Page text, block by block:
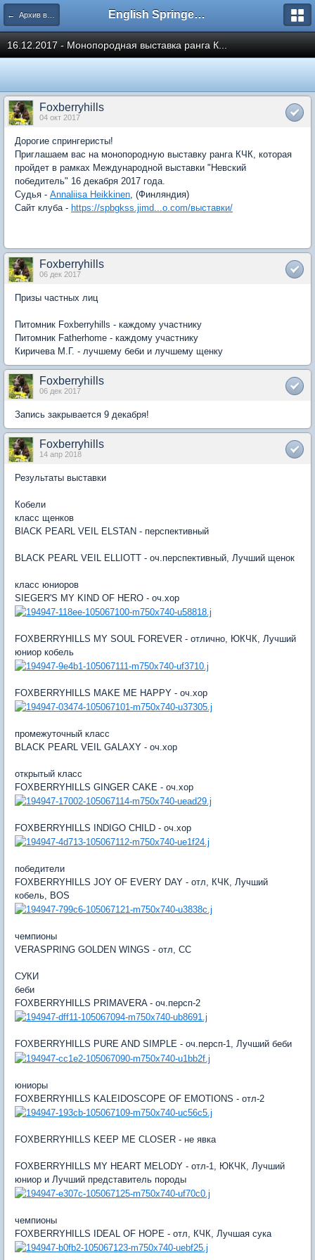
← Архив выставок English Springer Spaniel Club
16.12.2017 - Монопородная выставка ранга К...
Foxberryhills
04 окт 2017
Дорогие спрингеристы!
Приглашаем вас на монопородную выставку ранга КЧК, которая
пройдет в рамках Международной выставки "Невский
победитель" 16 декабря 2017 года.
Судья - Annaliisa Heikkinen, (Финляндия)
Сайт клуба - https://spbgkss.jimd...o.com/выставки/
Foxberryhills
06 дек 2017
Призы частных лиц
Питомник Foxberryhills - каждому участнику
Питомник Fatherhome - каждому участнику
Киричева М.Г. - лучшему беби и лучшему щенку
Foxberryhills
06 дек 2017
Запись закрывается 9 декабря!
Foxberryhills
14 апр 2018
Результаты выставки
Кобели
класс щенков
BlACK PEARL VEIL ELSTAN - перспективный
BLACK PEARL VEIL ELLIOTT - оч.перспективный, Лучший щенок
класс юниоров
SIEGER'S MY KIND OF HERO - оч.хор
FOXBERRYHILLS MY SOUL FOREVER - отлично, ЮКЧК, Лучший
юниор кобель
FOXBERRYHILLS MAKE ME HAPPY - оч.хор
промежуточный класс
BLACK PEARL VEIL GALAXY - оч.хор
открытый класс
FOXBERRYHILLS GINGER CAKE - оч.хор
FOXBERRYHILLS INDIGO CHILD - оч.хор
победители
FOXBERRYHILLS JOY OF EVERY DAY - отл, КЧК, Лучший
кобель, BOS
чемпионы
VERASPRING GOLDEN WINGS - отл, СС
СУКИ
беби
FOXBERRYHILLS PRIMAVERA - оч.персп-2
FOXBERRYHILLS PURE AND SIMPLE - оч.персп-1, Лучший беби
юниоры
FOXBERRYHILLS KALEIDOSCOPE OF EMOTIONS - отл-2
FOXBERRYHILLS KEEP ME CLOSER - не явка
FOXBERRYHILLS MY HEART MELODY - отл-1, ЮКЧК, Лучший
юниор и Лучший представитель породы
чемпионы
FOXBERRYHILLS IDEAL OF HOPE - отл, КЧК, Лучшая сука